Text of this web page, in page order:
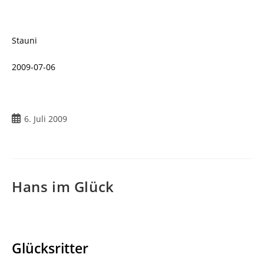
Stauni
2009-07-06
Beitrag
6. Juli 2009
Hans im Glück
Glücksritter